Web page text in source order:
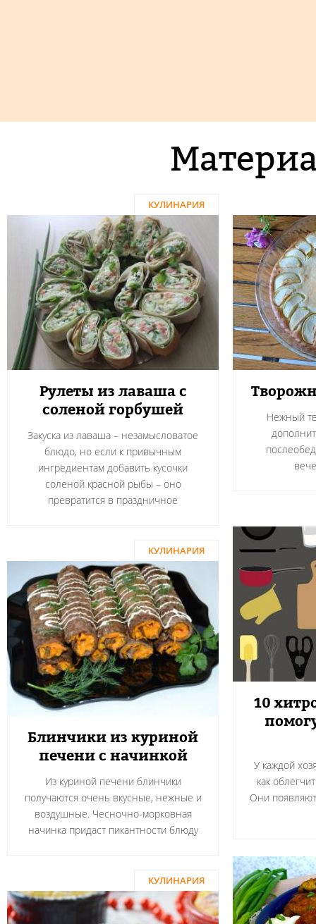
КУЛИНАРИЯ
Рулеты из лаваша с
соленой горбушей
Закуска из лаваша – незамысловатое
блюдо, но если к привычным
ингредиентам добавить кусочки
соленой красной рыбы – оно
превратится в праздничное
Нежный
10
У каждой
как
Они
КУЛИНАРИЯ
Блинчики из куриной
печени с начинкой
Из куриной печени блинчики
получаются очень вкусные, нежные и
воздушные. Чесночно-морковная
начинка придаст пикантности блюду
КУЛИНАРИЯ